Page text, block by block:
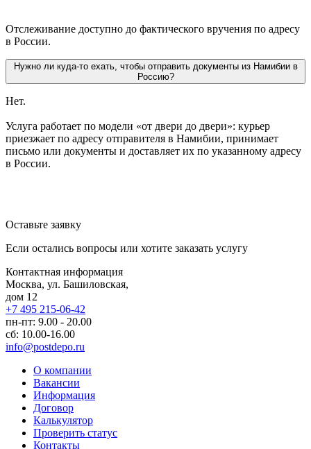
Отслеживание доступно до фактического вручения по адресу
в России.
Нужно ли куда-то ехать, чтобы отправить документы из Намибии в
Россию?
Нет.
Услуга работает по модели «от двери до двери»: курьер
приезжает по адресу отправителя в Намибии, принимает
письмо или документы и доставляет их по указанному адресу
в России.
Оставьте заявку
Если остались вопросы или хотите заказать услугу
Контактная информация
Москва, ул. Башиловская,
дом 12
+7 495 215-06-42
пн-пт: 9.00 - 20.00
сб: 10.00-16.00
info@postdepo.ru
О компании
Вакансии
Информация
Договор
Калькулятор
Проверить статус
Контакты